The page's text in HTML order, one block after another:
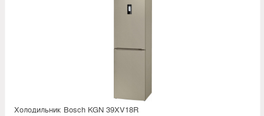
Холодильник Bosсh KGN 39XV18R